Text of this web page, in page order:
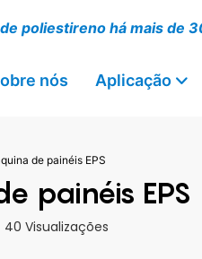
poliestireno há mais de
nós Aplicação
de painéis EPS
painéis EPS
40 Visualizações